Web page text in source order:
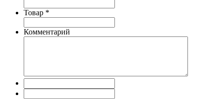
Товар *
Комментарий